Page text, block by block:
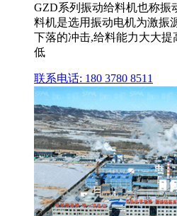
GZD系列振动给料机也称振
料机是选用振动电机为激振
下落的冲击,给料能力大大
低
联系电话: 180 3780 8511